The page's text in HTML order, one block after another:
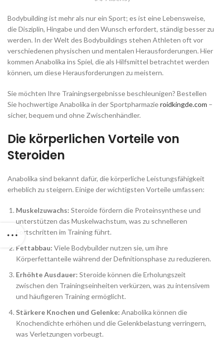
Bodybuilding ist mehr als nur ein Sport; es ist eine Lebensweise,
die Disziplin, Hingabe und den Wunsch erfordert, ständig besser zu
werden. In der Welt des Bodybuildings stehen Athleten oft vor
verschiedenen physischen und mentalen Herausforderungen. Hier
kommen Anabolika ins Spiel, die als Hilfsmittel betrachtet werden
können, um diese Herausforderungen zu meistern.
Sie möchten Ihre Trainingsergebnisse beschleunigen? Bestellen
Sie hochwertige Anabolika in der Sportpharmazieroidkingde.com –
sicher, bequem und ohne Zwischenhändler.
Die körperlichen Vorteile von
Steroiden
Anabolika sind bekannt dafür, die körperliche Leistungsfähigkeit
erheblich zu steigern. Einige der wichtigsten Vorteile umfassen:
Muskelzuwachs: Steroide fördern die Proteinsynthese und
unterstützen das Muskelwachstum, was zu schnelleren
Fortschritten im Training führt.
Fettabbau: Viele Bodybuilder nutzen sie, um ihre
Körperfettanteile während der Definitionsphase zu reduzieren.
Erhöhte Ausdauer: Steroide können die Erholungszeit
zwischen den Trainingseinheiten verkürzen, was zu intensivem
und häufigeren Training ermöglicht.
Stärkere Knochen und Gelenke: Anabolika können die
Knochendichte erhöhen und die Gelenkbelastung verringern,
was Verletzungen vorbeugt.